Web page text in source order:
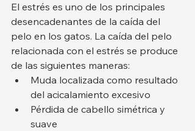
El estrés es uno de los principales
desencadenantes de la caída del
pelo en los gatos. La caída del pelo
relacionada con el estrés se produce
de las siguientes maneras:
Muda localizada como resultado
del acicalamiento excesivo
Pérdida de cabello simétrica y
suave